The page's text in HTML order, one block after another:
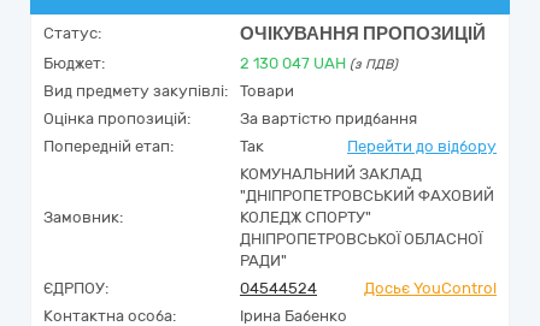
Статус: ОЧІКУВАННЯ ПРОПОЗИЦІЙ
Бюджет: 2 130 047 UAH (з ПДВ)
Вид предмету закупівлі:
Товари
Оцінка пропозицій:
За вартістю придбання
Попередній етап:
Так Перейти до відбору
Замовник:
КОМУНАЛЬНИЙ ЗАКЛАД
"ДНІПРОПЕТРОВСЬКИЙ ФАХОВИЙ
КОЛЕДЖ СПОРТУ"
ДНІПРОПЕТРОВСЬКОЇ ОБЛАСНОЇ
РАДИ"
ЄДРПОУ:
04544524
Досьє YouControl
Контактна особа:
Ірина Бабенко